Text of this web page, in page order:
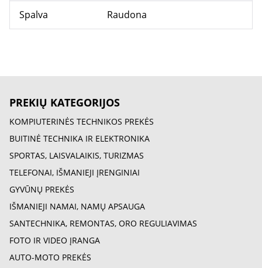
Spalva Raudona
PREKIŲ KATEGORIJOS
KOMPIUTERINĖS TECHNIKOS PREKĖS
BUITINĖ TECHNIKA IR ELEKTRONIKA
SPORTAS, LAISVALAIKIS, TURIZMAS
TELEFONAI, IŠMANIEJI ĮRENGINIAI
GYVŪNŲ PREKĖS
IŠMANIEJI NAMAI, NAMŲ APSAUGA
SANTECHNIKA, REMONTAS, ORO REGULIAVIMAS
FOTO IR VIDEO ĮRANGA
AUTO-MOTO PREKĖS